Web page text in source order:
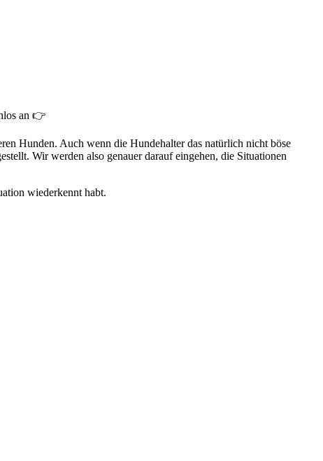
an 👉
Hunden. Auch wenn die Hundehalter das natürlich nicht böse
Wir werden also genauer darauf eingehen, die Situationen
wiederkennt habt.